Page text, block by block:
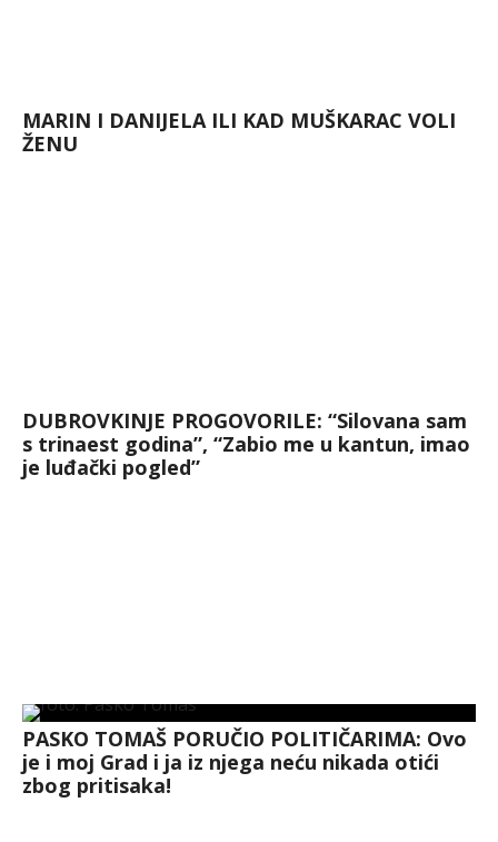
MARIN I DANIJELA ILI KAD MUŠKARAC VOLI
ŽENU
DUBROVKINJE PROGOVORILE: “Silovana sam
s trinaest godina”, “Zabio me u kantun, imao
je luđački pogled”
PASKO TOMAŠ PORUČIO POLITIČARIMA: Ovo
je i moj Grad i ja iz njega neću nikada otići
zbog pritisaka!